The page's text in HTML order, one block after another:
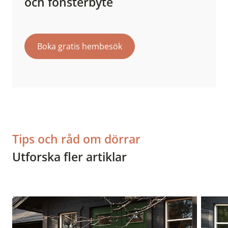
Boka gratis hembesök
Tips och råd om dörrar
Utforska fler artiklar